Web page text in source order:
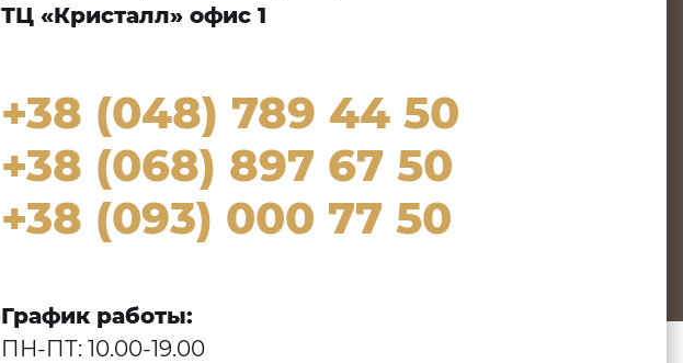
ТЦ «Кристалл» офис 1
+38 (048) 789 44 50
+38 (068) 897 67 50
+38 (093) 000 77 50
График работы:
ПН-ПТ: 10.00-19.00